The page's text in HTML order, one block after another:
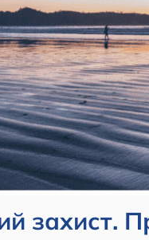
захист.